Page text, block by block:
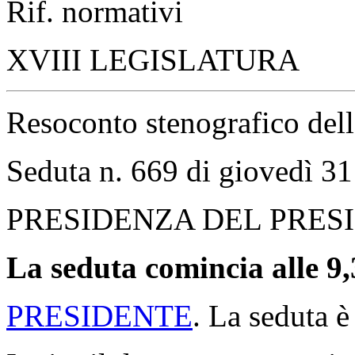
Rif. normativi
XVIII LEGISLATURA
Resoconto stenografico
Seduta n. 669 di giovedì
PRESIDENZA DEL
La seduta comincia alle
PRESIDENTE. La seduta